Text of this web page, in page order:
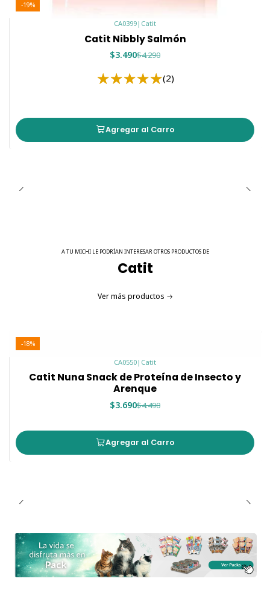
-19%
CA0399 | Catit
Catit Nibbly Salmón
$3.490$4.290
(2)
Agregar al Carro
A TU MICHI LE PODRÍAN INTERESAR OTROS PRODUCTOS DE
Catit
Ver más productos
-18%
CA0550 | Catit
Catit Nuna Snack de Proteína de Insecto y
Arenque
$3.690$4.490
Agregar al Carro